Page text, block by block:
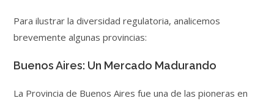
Para ilustrar la diversidad regulatoria, analicemos
brevemente algunas provincias:
Buenos Aires: Un Mercado Madurando
La Provincia de Buenos Aires fue una de las pioneras en